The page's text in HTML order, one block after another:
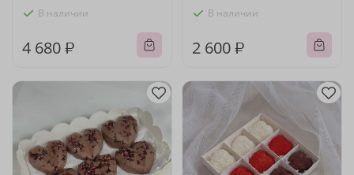
В наличии
4 680 ₽
В наличии
2 600 ₽